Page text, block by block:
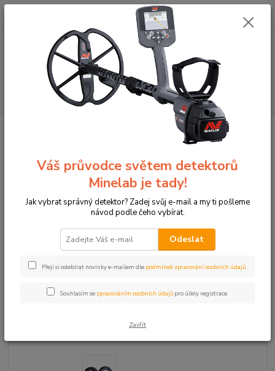
0 Kč
3D terče Leitold
Náhradní díly,
3D toulce pro muflony a horské
Váš průvodce světem detektorů
Minelab je tady!
Jak vybrat správný detektor? Zadej svůj e-mail a my ti pošleme
návod podle čeho vybírat.
Odeslat
Přeji si odebírat novinky e-mailem dle podmínek zpracování osobních údajů.
Souhlasím se zpracováním osobních údajů pro účely registrace.
Zavřít